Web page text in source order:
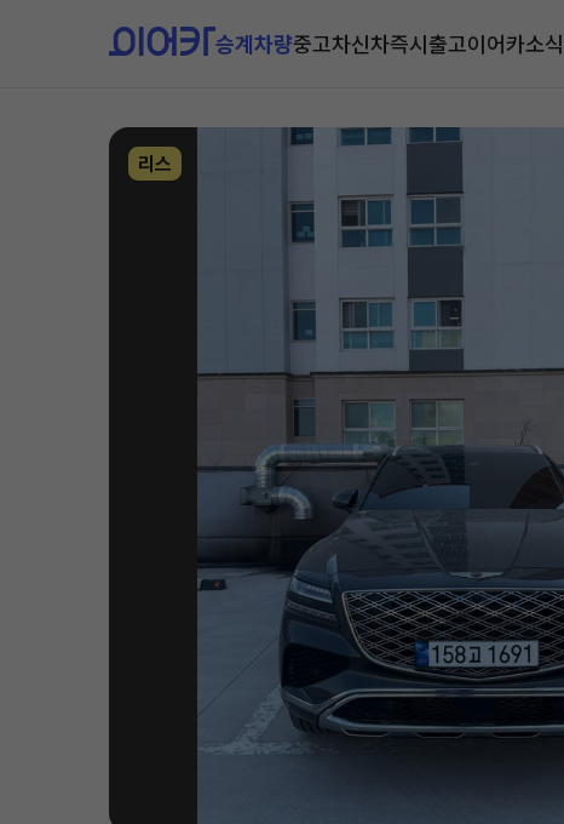
승계차량중고차신차즉시출고이어카소식
리스